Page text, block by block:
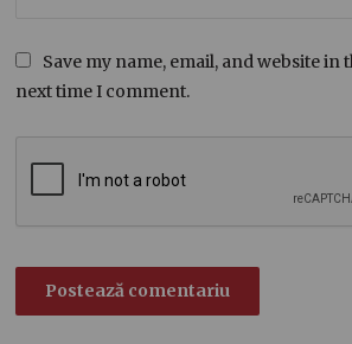
Save my name, email, and website
next time I comment.